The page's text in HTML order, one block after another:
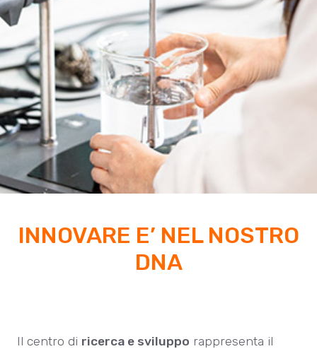
INNOVARE E’ NEL NOSTRO
DNA
Il centro di ricerca e sviluppo rappresenta il